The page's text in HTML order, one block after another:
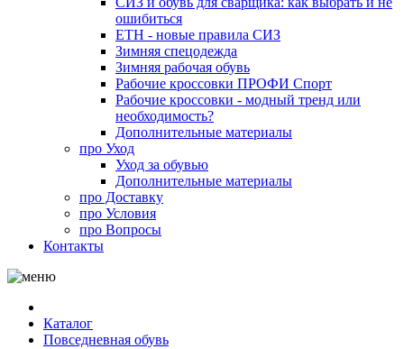
ошибиться
ЕТН - новые правила СИЗ
Зимняя спецодежда
Зимняя рабочая обувь
Рабочие кроссовки ПРОФИ Спорт
Рабочие кроссовки - модный тренд или
необходимость?
Дополнительные материалы
про Уход
Уход за обувью
Дополнительные материалы
про Доставку
про Условия
про Вопросы
Контакты
Каталог
Повседневная обувь